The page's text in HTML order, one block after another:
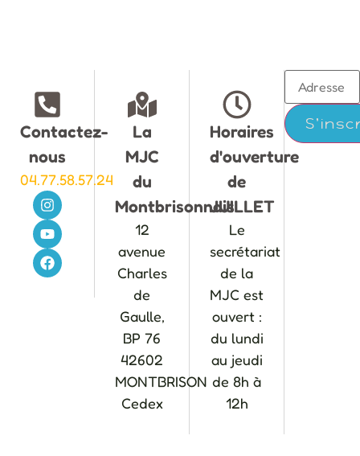
Contactez-
nous
04.77.58.57.24
La
MJC
du
Montbrisonnais
12
avenue
Charles
de
Gaulle,
BP 76
42602
MONTBRISON
Cedex
Horaires
d'ouverture
de
JUILLET
Le
secrétariat
de la
MJC est
ouvert :
du lundi
au jeudi
de 8h à
12h